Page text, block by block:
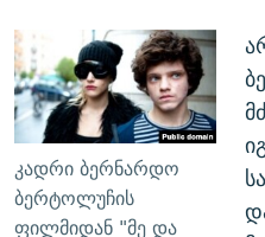
კადრი ბერნარდო
ბერტოლუჩის
ფილმიდან "მე და